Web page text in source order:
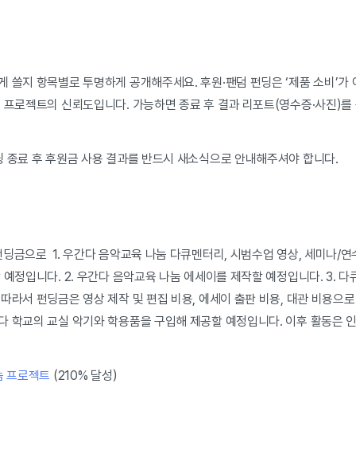
쓸지 항목별로 투명하게 공개해주세요. 후원·팬덤 펀딩은 ‘제품 소비’가
로젝트의 신뢰도입니다. 가능하면 종료 후 결과 리포트(영수증·사진)
종료 후 후원금 사용 결과를 반드시 새소식으로 안내해주셔야 합니다.
금으로 1. 우간다 음악교육 나눔 다큐멘터리, 시범수업 영상, 세미나/
정입니다. 2. 우간다 음악교육 나눔 에세이를 제작할 예정입니다. 3. 다
라서 펀딩금은 영상 제작 및 편집 비용, 에세이 출판 비용, 대관 비용으
학교의 교실 악기와 학용품을 구입해 제공할 예정입니다. 이후 활동은
프로젝트 (210% 달성)